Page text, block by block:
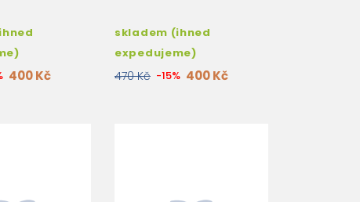
400 Kč
skladem (ihned
expedujeme)
470 Kč -15% 400 Kč